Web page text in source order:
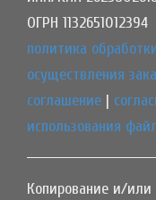
ОГРН 1132651012394
политика
осуществления
соглашение |
использования
Копирование и/